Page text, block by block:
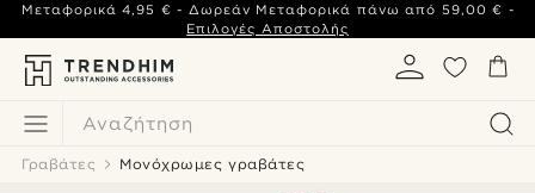
Αναζήτηση
Μεταφορικά 4,95 € - Δωρεάν Μεταφορικά πάνω από 59,00 € -
Επιλογές Αποστολής
Γραβάτες Μονόχρωμες γραβάτες